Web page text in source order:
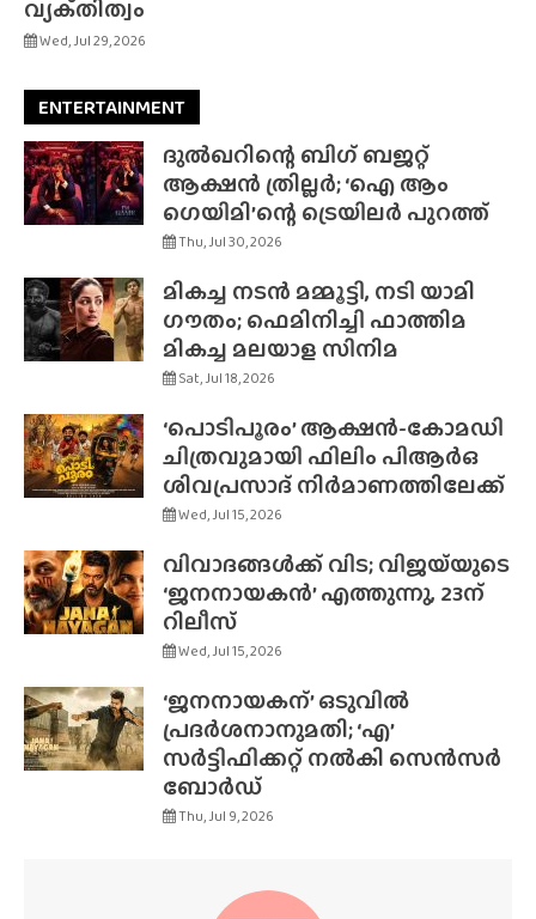
വ്യക്‌തിത്വം
Wed, Jul 29, 2026
ENTERTAINMENT
ദുൽഖറിന്റെ ബിഗ് ബജറ്റ്
ആക്ഷൻ ത്രില്ലർ; ‘ഐ ആം
ഗെയിമി’ന്റെ ട്രെയിലർ പുറത്ത്
Thu, Jul 30, 2026
മികച്ച നടൻ മമ്മൂട്ടി, നടി യാമി
ഗൗതം; ഫെമിനിച്ചി ഫാത്തിമ
മികച്ച മലയാള സിനിമ
Sat, Jul 18, 2026
‘പൊടിപൂരം’ ആക്ഷൻ-കോമഡി
ചിത്രവുമായി ഫിലിം പിആർഒ
ശിവപ്രസാദ് നിർമാണത്തിലേക്ക്
Wed, Jul 15, 2026
വിവാദങ്ങൾക്ക് വിട; വിജയ്‌യുടെ
‘ജനനായകൻ’ എത്തുന്നു, 23ന്
റിലീസ്
Wed, Jul 15, 2026
‘ജനനായകന്’ ഒടുവിൽ
പ്രദർശനാനുമതി; ‘എ’
സർട്ടിഫിക്കറ്റ് നൽകി സെൻസർ
ബോർഡ്
Thu, Jul 9, 2026